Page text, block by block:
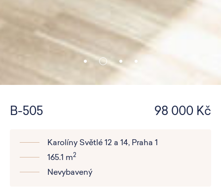
B-505 98 000 Kč
Karolíny Světlé 12 a 14, Praha 1
165.1 m2
Nevybavený